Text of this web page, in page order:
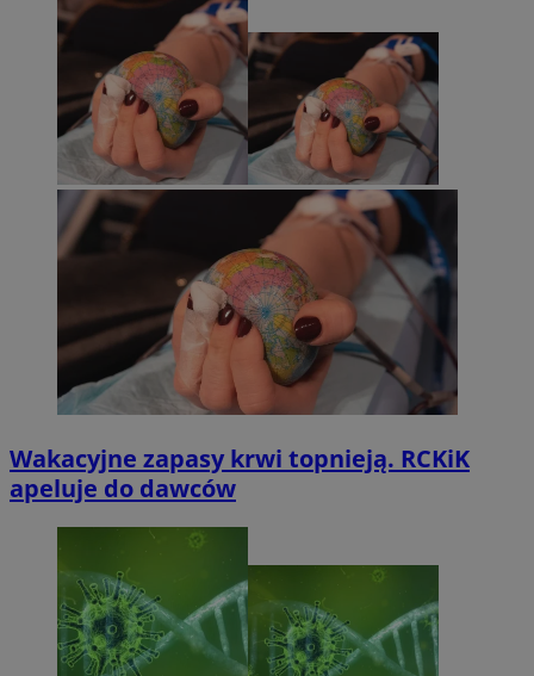
Wakacyjne zapasy krwi topnieją. RCKiK
apeluje do dawców